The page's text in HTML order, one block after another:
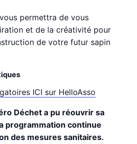
permettra de vous
et de la créativité pour
de votre futur sapin
ICI sur HelloAsso
Déchet a pu réouvrir sa
programmation continue
des mesures sanitaires.